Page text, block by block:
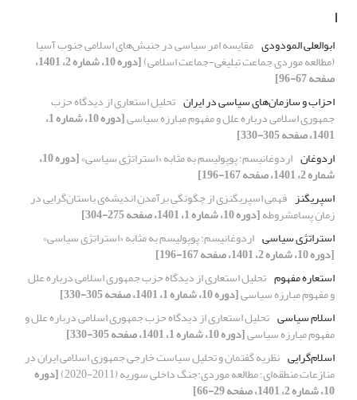
ا
ابوالعلی المودودی مقایسه امر سیاسی در جنبش‌های اسلامی جنوب آسیا
(مطالعه موردی جماعت تبلیغی-جماعت اسلامی) [دوره 10، شماره 2، 1401،
صفحه 67-96]
احزاب و سازمان‌های سیاسی در ایران تحلیل استعاری از دیدگاه حزب
جمهوری اسلامی درباره علل و مفهوم مبارزه سیاسی [دوره 10، شماره 1،
1401، صفحه 305-330]
اردوغان اردوغانیسم؛ پوپولیسم به مثابه «استراتژی سیاسی» [دوره 10،
شماره 2، 1401، صفحه 167-196]
اسپریگنز فهمی اسپریگنزی از چگونگیِ برآمدنِ اندیشه‌ی باستان‌گرایی در
زمانِ پسامشروطه[دوره 10، شماره 1، 1401، صفحه 275-304]
استراتژی سیاسی اردوغانیسم؛ پوپولیسم به مثابه «استراتژی سیاسی»
[دوره 10، شماره 2، 1401، صفحه 167-196]
استعاره مفهوم تحلیل استعاری از دیدگاه حزب جمهوری اسلامی درباره علل
و مفهوم مبارزه سیاسی[دوره 10، شماره 1، 1401، صفحه 305-330]
اسلام سیاسی تحلیل استعاری از دیدگاه حزب جمهوری اسلامی درباره علل و
مفهوم مبارزه سیاسی[دوره 10، شماره 1، 1401، صفحه 305-330]
اسلام‌گرایی نظریه گفتمان و تحلیل سیاست خارجی جمهوری اسلامی ایران در
منازعات منطقه‌ای؛ مطالعه موردی:جنگ داخلی سوریه (2011-2020) [دوره
10، شماره 2، 1401، صفحه 29-66]